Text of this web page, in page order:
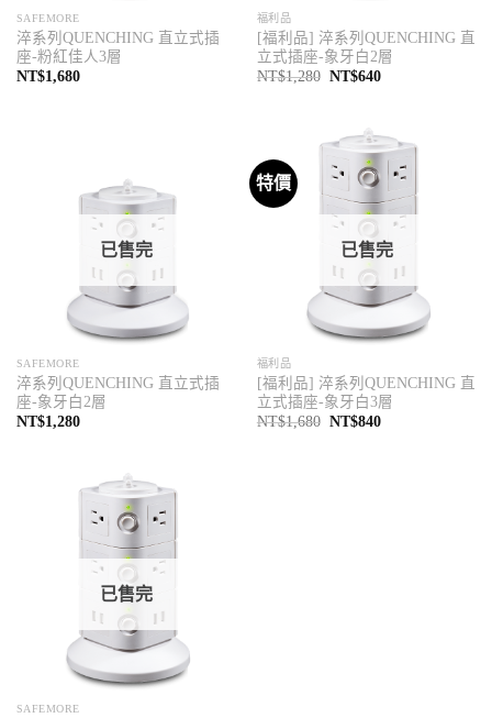
SAFEMORE
淬系列QUENCHING 直立式插
座-粉紅佳人3層
NT$1,680
福利品
[福利品] 淬系列QUENCHING 直
立式插座-象牙白2層
NT$1,280 原
NT$1,280。
NT$640目
NT$640。
已售完
SAFEMORE
淬系列QUENCHING 直立式插
座-象牙白2層
NT$1,280
特價
已售完
福利品
[福利品] 淬系列QUENCHING 直
立式插座-象牙白3層
NT$1,680 原
NT$840目
已售完
SAFEMORE